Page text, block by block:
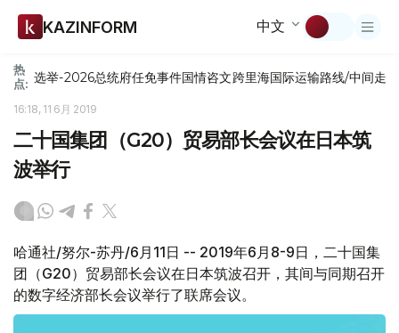
KAZINFORM 中文
热
点: 选举-2026总统府任免事件国情咨文跨里海国际运输路线/中间走廊
16:18, 11 6月 2019
二十国集团（G20）贸易部长会议在日本筑
波举行
哈通社/努尔-苏丹/6月11日 -- 2019年6月8-9日，二十国集
团（G20）贸易部长会议在日本筑波召开，其间与同期召开
的数字经济部长会议举行了联席会议。